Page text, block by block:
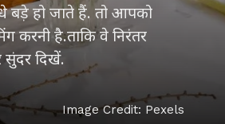
हो जाते हैं. तो आपको
करनी है.ताकि वे निरंतर
दिखें.
Image Credit: Pexels